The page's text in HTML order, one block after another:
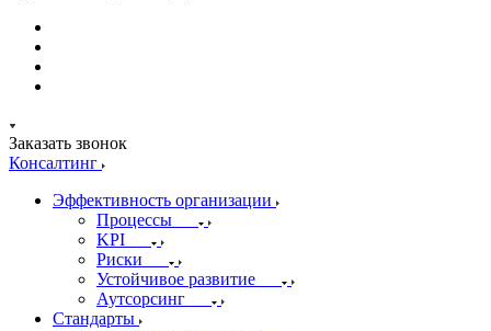
Заказать звонок
Консалтинг
Эффективность организации
Процессы
KPI
Риски
Устойчивое развитие
Аутсорсинг
Стандарты